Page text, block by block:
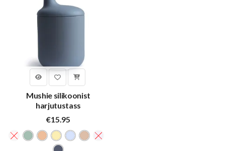
Mushie silikoonist
harjutustass
€15.95